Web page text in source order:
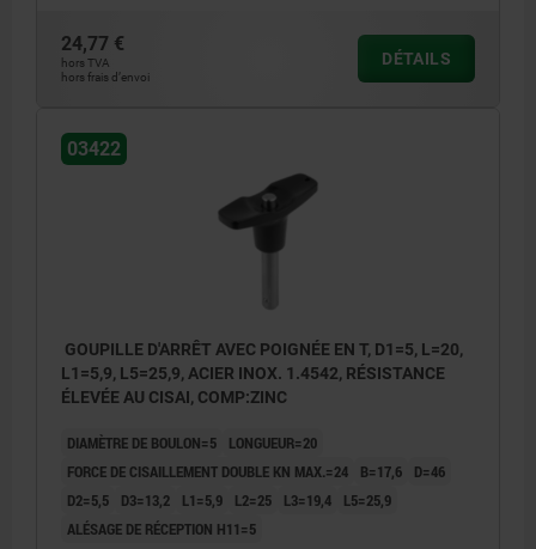
24,77 €
hors TVA
hors frais d’envoi
DÉTAILS
03422
GOUPILLE D'ARRÊT AVEC POIGNÉE EN T, D1=5, L=20,
L1=5,9, L5=25,9, ACIER INOX. 1.4542, RÉSISTANCE
ÉLEVÉE AU CISAI, COMP:ZINC
DIAMÈTRE DE BOULON=5
LONGUEUR=20
FORCE DE CISAILLEMENT DOUBLE KN MAX.=24
B=17,6
D=46
D2=5,5
D3=13,2 L1=5,9 L2=25 L3=19,4
L5=25,9
ALÉSAGE DE RÉCEPTION H11=5